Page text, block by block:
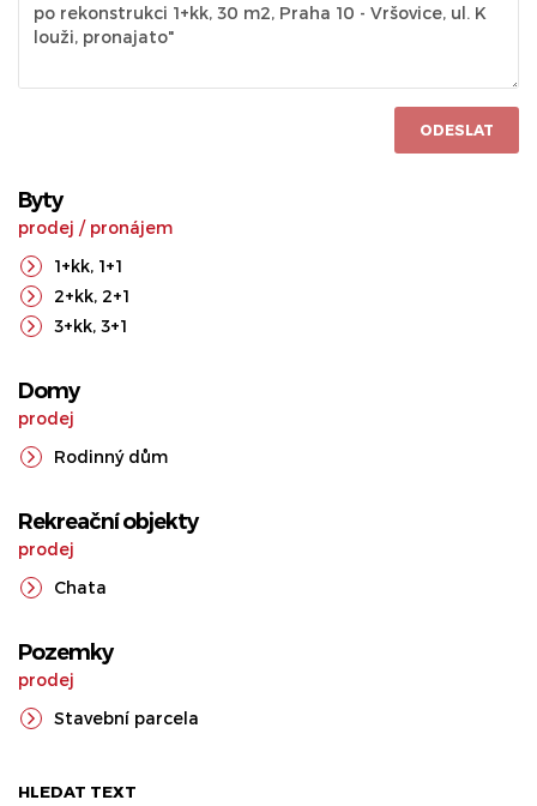
ODESLAT
Byty
prodej / pronájem
1+kk, 1+1
2+kk, 2+1
3+kk, 3+1
Domy
prodej
Rodinný dům
Rekreační objekty
prodej
Chata
Pozemky
prodej
Stavební parcela
HLEDAT TEXT